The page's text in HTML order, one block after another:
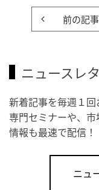
前の記事
ニュースレ
新着記事を毎週１
専門セミナーや、
情報も最速で配信！
ニュ